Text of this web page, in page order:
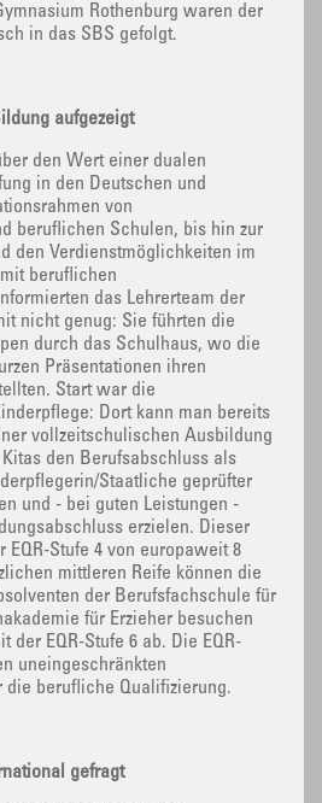
Rothenburg waren der
in das SBS gefolgt.
aufgezeigt
den Wert einer dualen
in den Deutschen und
von
beruflichen Schulen, bis hin zur
den Verdienstmöglichkeiten im
beruflichen
das Lehrerteam der
nicht genug: Sie führten die
durch das Schulhaus, wo die
Präsentationen ihren
Start war die
Dort kann man bereits
vollzeitschulischen Ausbildung
den Berufsabschluss als
Staatliche geprüfter
und - bei guten Leistungen -
erzielen. Dieser
EQR-Stufe 4 von europaweit 8
mittleren Reife können die
der Berufsfachschule für
für Erzieher besuchen
der EQR-Stufe 6 ab. Die EQR-
uneingeschränkten
die berufliche Qualifizierung.
gefragt